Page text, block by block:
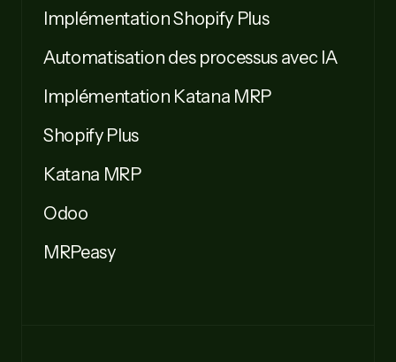
Implémentation Shopify Plus
Automatisation des processus avec IA
Implémentation Katana MRP
Shopify Plus
Katana MRP
Odoo
MRPeasy